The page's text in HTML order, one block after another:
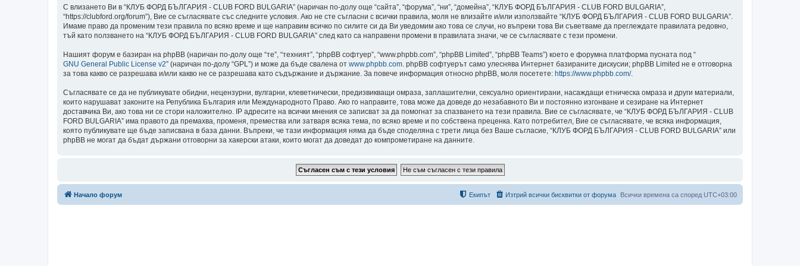
С влизането Ви в “КЛУБ ФОРД БЪЛГАРИЯ - CLUB FORD BULGARIA” (наричан по-долу още “сайта”, “форума”, “ни”, “домейна”, “КЛУБ ФОРД БЪЛГАРИЯ - CLUB FORD BULGARIA”,
“https://clubford.org/forum”), Вие се съгласявате със следните условия. Ако не сте съгласни с всички правила, моля не влизайте и/или използвайте “КЛУБ ФОРД БЪЛГАРИЯ - CLUB FORD BULGARIA”.
Имаме право да променим тези правила по всяко време и ще направим всичко по силите си да Ви уведомим ако това се случи, но въпреки това Ви съветваме да преглеждате правилата редовно,
тъй като ползването на “КЛУБ ФОРД БЪЛГАРИЯ - CLUB FORD BULGARIA” след като са направени промени в правилата значи, че се съгласявате с тези промени.
Нашият форум е базиран на phpBB (наричан по-долу още “те”, “техният”, “phpBB софтуер”, “www.phpbb.com”, “phpBB Limited”, “phpBB Teams”) което е форумна платформа пусната под “
GNU General Public License v2” (наричан по-долу “GPL”) и може да бъде свалена от www.phpbb.com. phpBB софтуерът само улеснява Интернет базираните дискусии; phpBB Limited не е отговорна
за това какво се разрешава и/или какво не се разрешава като съдържание и държание. За повече информация относно phpBB, моля посетете: https://www.phpbb.com/.
Съгласявате се да не публикувате обидни, нецензурни, вулгарни, клеветнически, предизвикващи омраза, заплашителни, сексуално ориентирани, насаждащи етническа омраза и други материали,
които нарушават законите на Република България или Международното Право. Ако го направите, това може да доведе до незабавното Ви и постоянно изгонване и сезиране на Интернет
доставчика Ви, ако това ни се стори наложително. IP адресите на всички мнения се записват за да помогнат за спазването на тези правила. Вие се съгласявате, че “КЛУБ ФОРД БЪЛГАРИЯ - CLUB
FORD BULGARIA” има правото да премахва, променя, премества или затваря всяка тема, по всяко време и по собствена преценка. Като потребител, Вие се съгласявате, че всяка информация,
която публикувате ще бъде записвана в база данни. Въпреки, че тази информация няма да бъде споделяна с трети лица без Ваше съгласие, “КЛУБ ФОРД БЪЛГАРИЯ - CLUB FORD BULGARIA” или
phpBB не могат да бъдат държани отговорни за хакерски атаки, които могат да доведат до компрометиране на данните.
Начало форум Всички времена са според UTC+03:00
Изтрий всички бисквитки от форума
Екипът